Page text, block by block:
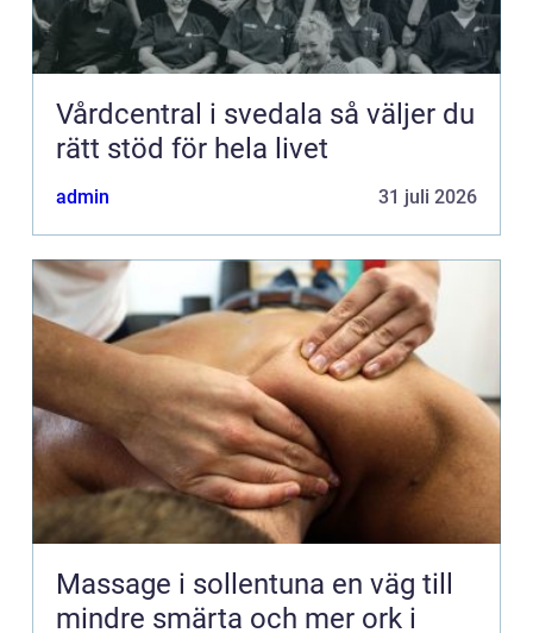
Vårdcentral i svedala så väljer du
rätt stöd för hela livet
admin 31 juli 2026
Massage i sollentuna en väg till
mindre smärta och mer ork i